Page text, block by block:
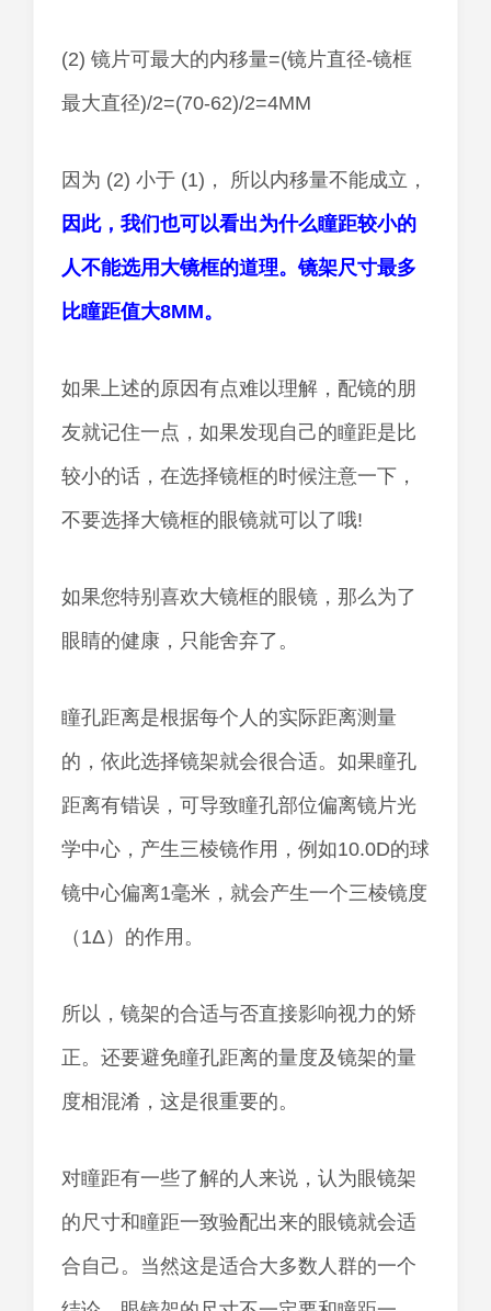
(2) 镜片可最大的内移量=(镜片直径-镜框
最大直径)/2=(70-62)/2=4MM
因为 (2) 小于 (1)， 所以内移量不能成立，
因此，我们也可以看出为什么瞳距较小的
人不能选用大镜框的道理。镜架尺寸最多
比瞳距值大8MM。
如果上述的原因有点难以理解，配镜的朋
友就记住一点，如果发现自己的瞳距是比
较小的话，在选择镜框的时候注意一下，
不要选择大镜框的眼镜就可以了哦!
如果您特别喜欢大镜框的眼镜，那么为了
眼睛的健康，只能舍弃了。
瞳孔距离是根据每个人的实际距离测量
的，依此选择镜架就会很合适。如果瞳孔
距离有错误，可导致瞳孔部位偏离镜片光
学中心，产生三棱镜作用，例如10.0D的球
镜中心偏离1毫米，就会产生一个三棱镜度
（1Δ）的作用。
所以，镜架的合适与否直接影响视力的矫
正。还要避免瞳孔距离的量度及镜架的量
度相混淆，这是很重要的。
对瞳距有一些了解的人来说，认为眼镜架
的尺寸和瞳距一致验配出来的眼镜就会适
合自己。当然这是适合大多数人群的一个